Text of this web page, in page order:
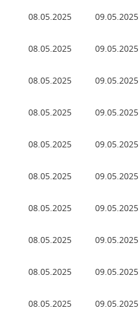
08.05.2025 09.05.2025
08.05.2025 09.05.2025
08.05.2025 09.05.2025
08.05.2025 09.05.2025
08.05.2025 09.05.2025
08.05.2025 09.05.2025
08.05.2025 09.05.2025
08.05.2025 09.05.2025
08.05.2025 09.05.2025
08.05.2025 09.05.2025